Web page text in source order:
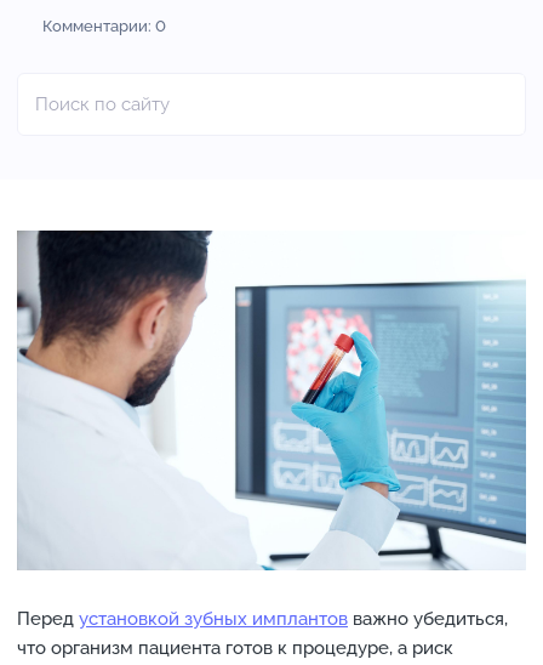
Комментарии: 0
Перед установкой зубных имплантов важно убедиться,
что организм пациента готов к процедуре, а риск